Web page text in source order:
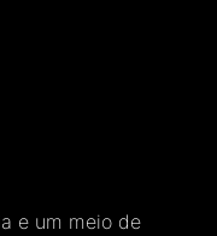
e um meio de